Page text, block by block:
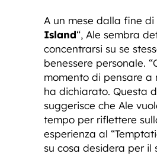
A un mese dalla fine di
Island“, Ale sembra
concentrarsi su se
benessere personale.
momento di pensare a
ha dichiarato. Questa
suggerisce che Ale
tempo per riflettere
esperienza al
su cosa desidera per il